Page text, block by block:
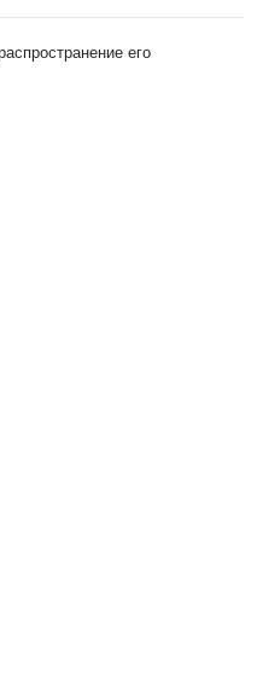
его